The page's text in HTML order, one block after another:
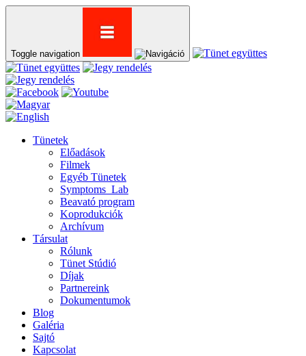
Toggle navigation
Tünetek
Előadások
Filmek
Egyéb Tünetek
Symptoms_Lab
Beavató program
Koprodukciók
Archívum
Társulat
Rólunk
Tünet Stúdió
Díjak
Partnereink
Dokumentumok
Blog
Galéria
Sajtó
Kapcsolat